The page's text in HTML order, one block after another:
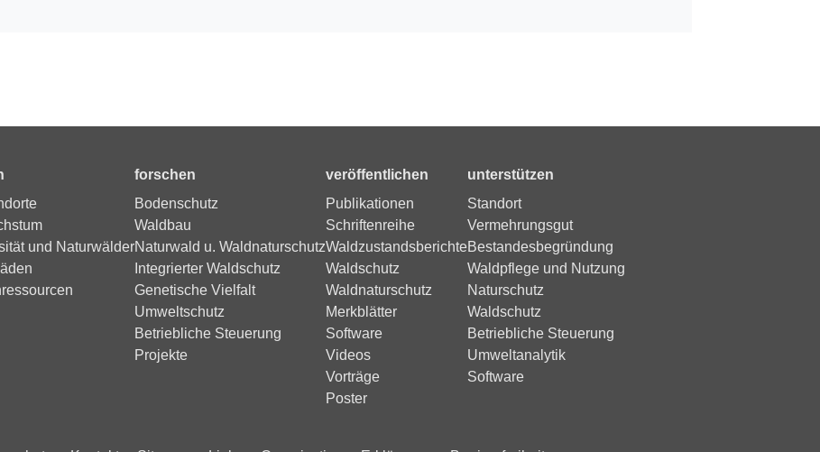
und Naturwälder
forschen
Bodenschutz
Waldbau
Naturwald u. Waldnaturschutz
Integrierter Waldschutz
Genetische Vielfalt
Umweltschutz
Betriebliche Steuerung
Projekte
veröffentlichen
Publikationen
Schriftenreihe
Waldzustandsberichte
Waldschutz
Waldnaturschutz
Merkblätter
Software
Videos
Vorträge
Poster
unterstützen
Standort
Vermehrungsgut
Bestandesbegründung
Waldpflege und Nutzung
Naturschutz
Waldschutz
Betriebliche Steuerung
Umweltanalytik
Software